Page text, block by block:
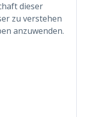
dieser
zu verstehen
anzuwenden.